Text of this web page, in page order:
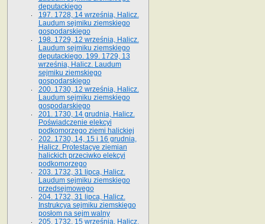
deputackiego
197. 1728, 14 września, Halicz.
Laudum sejmiku ziemskiego
gospodarskiego
198. 1729, 12 września, Halicz.
Laudum sejmiku ziemskiego
deputackiego. 199. 1729, 13
września, Halicz. Laudum
sejmiku ziemskiego
gospodarskiego
200. 1730, 12 września, Halicz.
Laudum sejmiku ziemskiego
gospodarskiego
201. 1730, 14 grudnia, Halicz.
Poświadczenie elekcyi
podkomorzego ziemi halickiej
202. 1730, 14, 15 i 16 grudnia,
Halicz. Protestacye ziemian
halickich przeciwko elekcyi
podkomorzego
203. 1732, 31 lipca, Halicz.
Laudum sejmiku ziemskiego
przedsejmowego
204. 1732, 31 lipca, Halicz.
Instrukcya sejmiku ziemskiego
posłom na sejm walny
205. 1732, 15 września, Halicz.